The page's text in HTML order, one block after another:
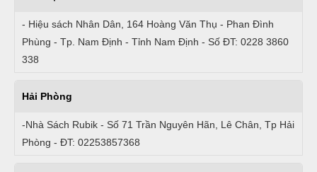
- Hiệu sách Nhân Dân, 164 Hoàng Văn Thụ - Phan Đình
Phùng - Tp. Nam Định - Tỉnh Nam Định - Số ĐT: 0228 3860
338
Hải Phòng
-Nhà Sách Rubik - Số 71 Trần Nguyên Hãn, Lê Chân, Tp Hải
Phòng - ĐT: 02253857368